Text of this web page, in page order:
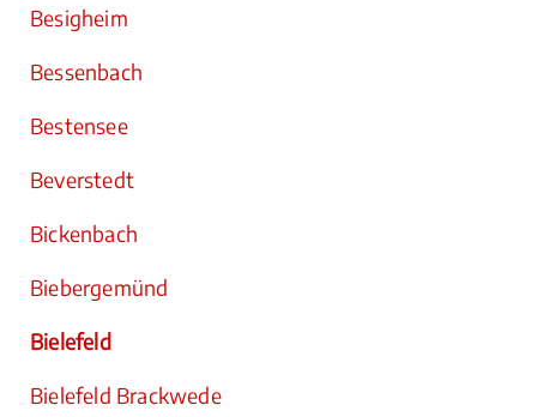
Besigheim
Bessenbach
Bestensee
Beverstedt
Bickenbach
Biebergemünd
Bielefeld
Bielefeld Brackwede